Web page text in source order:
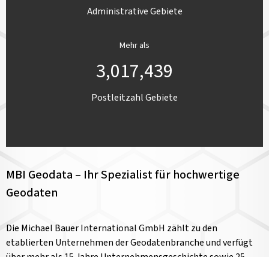
Administrative Gebiete
Mehr als
3,017,439
Postleitzahl Gebiete
MBI Geodata – Ihr Spezialist für hochwertige
Geodaten
Die Michael Bauer International GmbH zählt zu den
etablierten Unternehmen der Geodatenbranche und verfügt